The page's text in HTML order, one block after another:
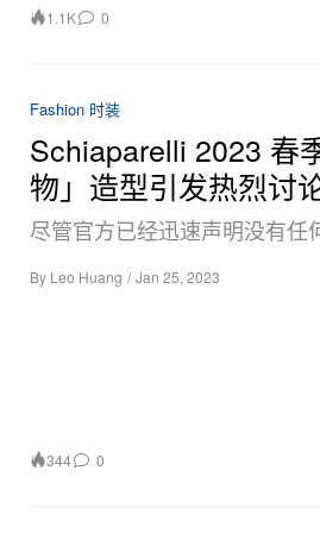
1.1K 0
Fashion 时装
Schiaparelli 2023 春
物」造型引发热烈讨
尽管官方已经迅速声明没有任
By Leo Huang / Jan 25, 2023
344 0